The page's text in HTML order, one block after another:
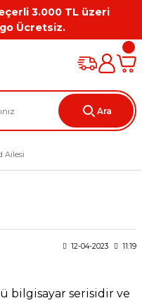
3.000 TL üzeri
Ücretsiz.
Aksesuarları
Kartı
Ara
Ailesi
12-04-2023 11:19
bilgisayar serisidir ve